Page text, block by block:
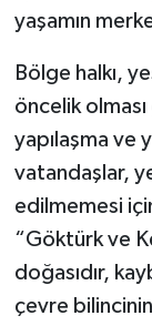
yaşamın
Bölge halkı,
öncelik
yapılaşma ve
vatandaşlar,
edilmemesi
“Göktürk ve
doğasıdır,
çevre